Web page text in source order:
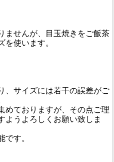
ませんが、目玉焼きをご飯茶
を使います。
、サイズには若干の誤差がご
めておりますが、その点ご理
ようよろしくお願い致しま
です。